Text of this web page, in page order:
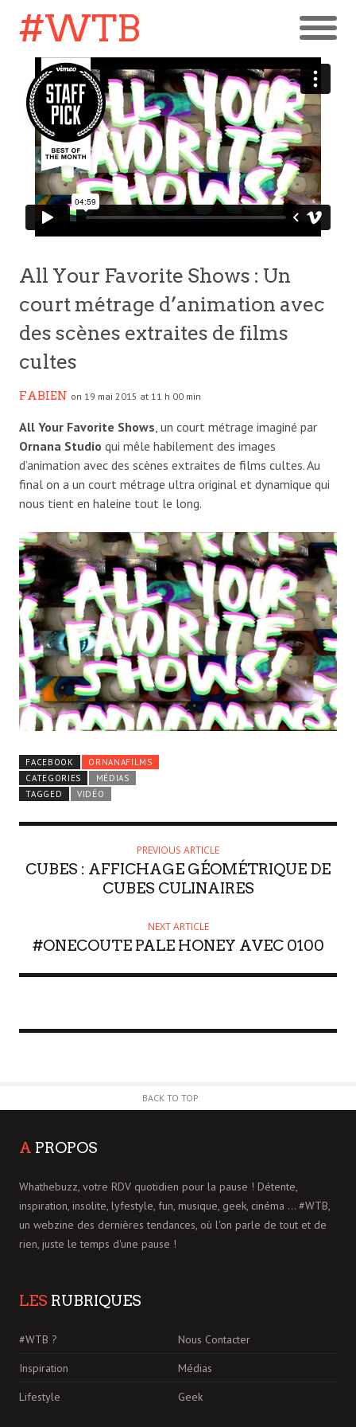
#WTB
All Your Favorite Shows : Un
court métrage d’animation avec
des scènes extraites de films
cultes
FABIEN on 19 mai 2015 at 11 h 00 min
All Your Favorite Shows , un court métrage imaginé par
Ornana Studio qui mêle habilement des images
d’animation avec des scènes extraites de films cultes. Au
final on a un court métrage ultra original et dynamique qui
nous tient en haleine tout le long.
FACEBOOK
ORNANAFILMS
CATEGORIES
MÉDIAS
TAGGED
VIDÉO
PREVIOUS ARTICLE
CUBES : AFFICHAGE GÉOMÉTRIQUE DE
CUBES CULINAIRES
NEXT ARTICLE
#ONECOUTE PALE HONEY AVEC 0100
BACK TO TOP
A PROPOS
Whathebuzz, votre RDV quotidien pour la pause ! Détente,
inspiration, insolite, lyfestyle, fun, musique, geek, cinéma ... #WTB,
un webzine des dernières tendances, où l'on parle de tout et de
rien, juste le temps d'une pause !
LES RUBRIQUES
#WTB ?
Nous Contacter
Inspiration
Médias
Lifestyle
Geek